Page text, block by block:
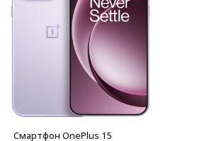
Смартфон OnePlus 15